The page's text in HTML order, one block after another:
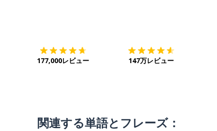
177,000レビュー 147万レビュー
関連する単語とフレーズ：